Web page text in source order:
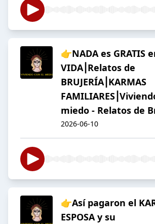
👉NADA es GRATIS
VIDA⎮Relatos de
BRUJERÍA⎮KARMAS
miedo - Relatos de
2026-06-10
👉Así pagaron el
ESPOSA y su